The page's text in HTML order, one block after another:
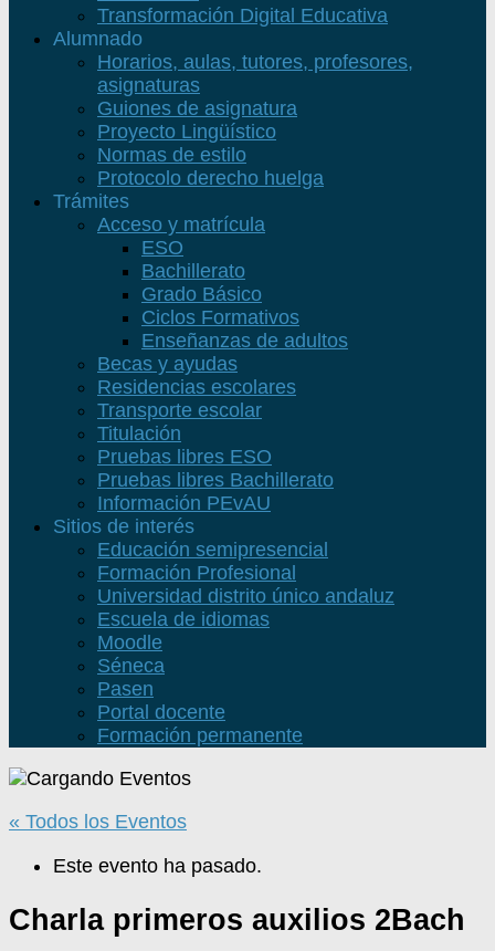
Transformación Digital Educativa
Alumnado
Horarios, aulas, tutores, profesores,
asignaturas
Guiones de asignatura
Proyecto Lingüístico
Normas de estilo
Protocolo derecho huelga
Trámites
Acceso y matrícula
ESO
Bachillerato
Grado Básico
Ciclos Formativos
Enseñanzas de adultos
Becas y ayudas
Residencias escolares
Transporte escolar
Titulación
Pruebas libres ESO
Pruebas libres Bachillerato
Información PEvAU
Sitios de interés
Educación semipresencial
Formación Profesional
Universidad distrito único andaluz
Escuela de idiomas
Moodle
Séneca
Pasen
Portal docente
Formación permanente
« Todos los Eventos
Este evento ha pasado.
Charla primeros auxilios 2Bach